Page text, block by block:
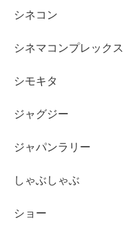
シネコン
シネマコンプレックス
シモキタ
ジャグジー
ジャパンラリー
しゃぶしゃぶ
ショー